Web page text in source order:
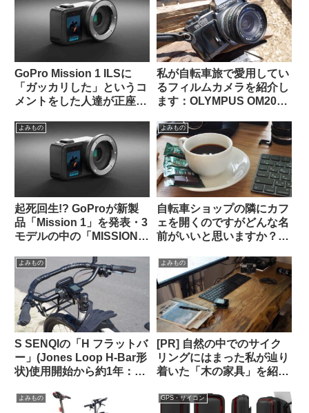
GoPro Mission 1 ILSに
「ガッカリした」というコ
メントをした人達が正座さ
ッドを海外掲示板で発見
私が自転車旅で愛用してい
るフィルムカメラを紹介し
ます：OLYMPUS OM2000
F3.5
よみもの
起死回生!? GoProが新製
品「Mission 1」を発表・3
モデルの中の「MISSION 1
でm43対応。でもこれって
誰向けのカメラなの？（海
外掲示板から）
よみもの
自転車ショップの隣にカフ
ェを開くのですがどんな名
前がいいと思いますか？
よみもの
S SENQIの「H フラットバ
ー」(Jones Loop H-Bar形
状)使用開始から約1年：両
くしてみた
よみもの
[PR] 自然の中でのサイク
リングにはまった私が辿り
着いた「木の家具」を紹介
特典あり】
よみもの GPS・サイコン